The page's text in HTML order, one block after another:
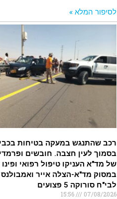
לסיפור המלא »
בסמוך לעין חצבה. חובשים
של מד"א העניקו טיפול רפואי ופינו
במסוק מד"א-הצלה אייר
לבי"ח סורוקה 5 פצועים
07/08/2026